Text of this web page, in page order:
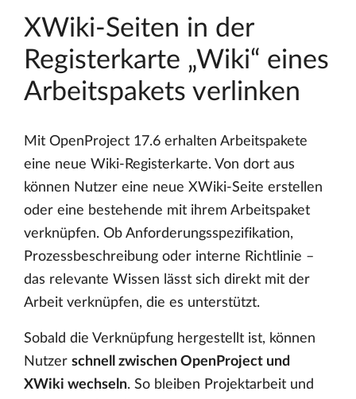
XWiki-Seiten in der
Registerkarte „Wiki“ eines
Arbeitspakets verlinken
Mit OpenProject 17.6 erhalten Arbeitspakete
eine neue Wiki-Registerkarte. Von dort aus
können Nutzer eine neue XWiki-Seite erstellen
oder eine bestehende mit ihrem Arbeitspaket
verknüpfen. Ob Anforderungsspezifikation,
Prozessbeschreibung oder interne Richtlinie –
das relevante Wissen lässt sich direkt mit der
Arbeit verknüpfen, die es unterstützt.
Sobald die Verknüpfung hergestellt ist, können
Nutzer schnell zwischen OpenProject und
XWiki wechseln. So bleiben Projektarbeit und